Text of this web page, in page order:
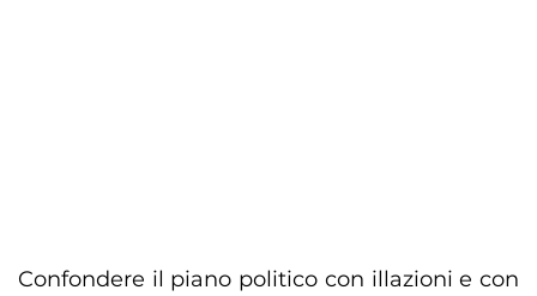
Confondere il piano politico con illazioni e con